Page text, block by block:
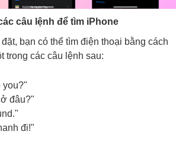
câu lệnh để tìm iPhone
bạn có thể tìm điện thoại bằng cách
trong các câu lệnh sau:
you?"
đâu?"
đi!"